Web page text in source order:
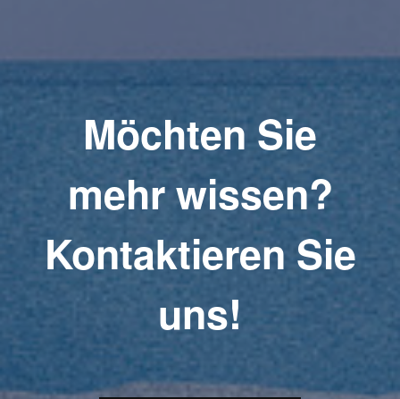
Möchten Sie
mehr wissen?
Kontaktieren Sie
uns!